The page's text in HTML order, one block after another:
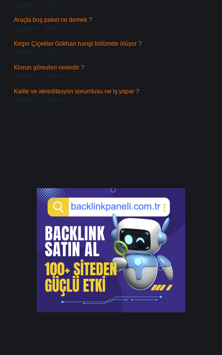
Ağustos 4, 2026
Araçta boş paket ne demek ?
Ağustos 4, 2026
Kırgın Çiçekler Gökhan hangi bölümde ölüyor ?
Temmuz 27, 2026
Klorun görevleri nelerdir ?
Temmuz 25, 2026
Kalite ve akreditasyon sorumlusu ne iş yapar ?
Temmuz 23, 2026